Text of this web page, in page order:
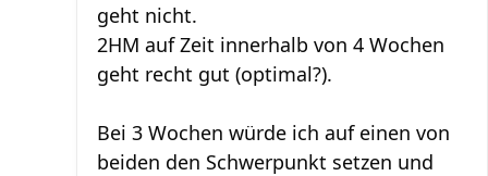
geht nicht.
2HM auf Zeit innerhalb von 4 Wochen
geht recht gut (optimal?).
Bei 3 Wochen würde ich auf einen von
beiden den Schwerpunkt setzen und